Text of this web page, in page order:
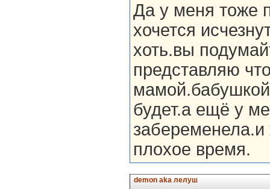
Да у меня тоже
хочется
хоть.вы
представляю
будет.а ещё у
забеременела.и
плохое время.
dеmоn аkа лелуш